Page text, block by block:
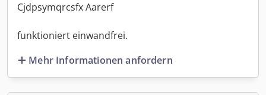
Cjdpsymqrcsfx Aarerf
funktioniert einwandfrei.
Mehr Informationen anfordern